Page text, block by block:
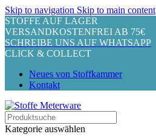
Skip to navigation Skip to main content
STOFFE AUF LAGER
VERSANDKOSTENFREI AB 75€
SCHREIBE UNS AUF WHATSAPP
CLICK & COLLECT
Neues von Stoffkammer
Kontakt
Kategorie auswählen